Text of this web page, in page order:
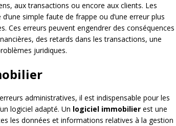
aux transactions ou encore aux clients. Les
simple faute de frappe ou d’une erreur plus
Ces erreurs peuvent engendrer des conséquences
des retards dans les transactions, une
juridiques.
administratives, il est indispensable pour les
logiciel adapté. Un logiciel immobilier est une
les données et informations relatives à la gestion